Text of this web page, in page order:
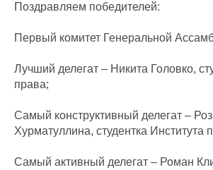
Поздравляем победителей:
Первый комитет Генеральной
Лучший делегат – Никита Головко,
права;
Самый конструктивный делегат –
Хурматуллина, студентка Института
Самый активный делегат – Роман